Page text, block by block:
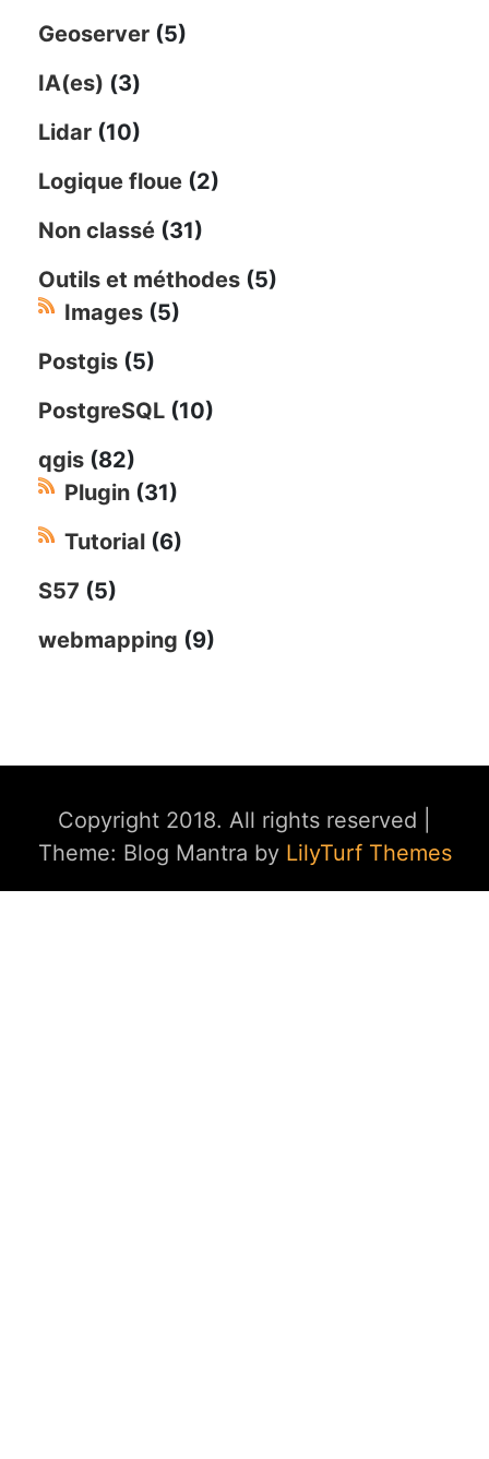
Geoserver (5)
IA(es) (3)
Lidar (10)
Logique floue (2)
Non classé (31)
Outils et méthodes (5)
Images (5)
Postgis (5)
PostgreSQL (10)
qgis (82)
Plugin (31)
Tutorial (6)
S57 (5)
webmapping (9)
Copyright 2018. All rights reserved
Theme: Blog Mantra by LilyTurf Themes